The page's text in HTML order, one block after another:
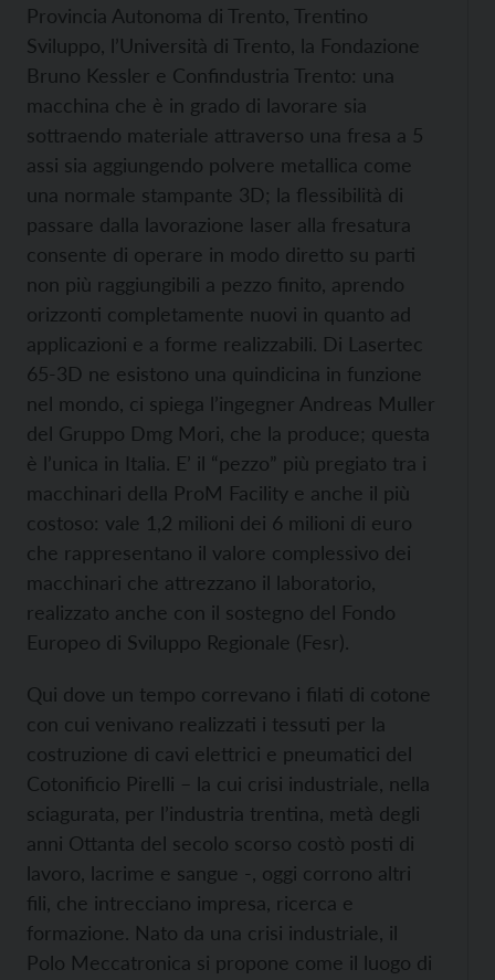
Provincia Autonoma di Trento, Trentino
Sviluppo, l’Università di Trento, la Fondazione
Bruno Kessler e Confindustria Trento: una
macchina che è in grado di lavorare sia
sottraendo materiale attraverso una fresa a 5
assi sia aggiungendo polvere metallica come
una normale stampante 3D; la flessibilità di
passare dalla lavorazione laser alla fresatura
consente di operare in modo diretto su parti
non più raggiungibili a pezzo finito, aprendo
orizzonti completamente nuovi in quanto ad
applicazioni e a forme realizzabili. Di Lasertec
65-3D ne esistono una quindicina in funzione
nel mondo, ci spiega l’ingegner Andreas Muller
del Gruppo Dmg Mori, che la produce; questa
è l’unica in Italia. E’ il “pezzo” più pregiato tra i
macchinari della ProM Facility e anche il più
costoso: vale 1,2 milioni dei 6 milioni di euro
che rappresentano il valore complessivo dei
macchinari che attrezzano il laboratorio,
realizzato anche con il sostegno del Fondo
Europeo di Sviluppo Regionale (Fesr).
Qui dove un tempo correvano i filati di cotone
con cui venivano realizzati i tessuti per la
costruzione di cavi elettrici e pneumatici del
Cotonificio Pirelli – la cui crisi industriale, nella
sciagurata, per l’industria trentina, metà degli
anni Ottanta del secolo scorso costò posti di
lavoro, lacrime e sangue -, oggi corrono altri
fili, che intrecciano impresa, ricerca e
formazione. Nato da una crisi industriale, il
Polo Meccatronica si propone come il luogo di